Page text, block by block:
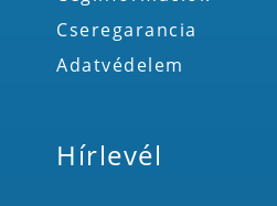
Cseregarancia
Adatvédelem
Hírlevél